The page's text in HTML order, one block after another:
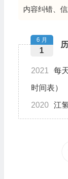
内容纠错、
6 月
1
2021 每
时间表）
2020 江